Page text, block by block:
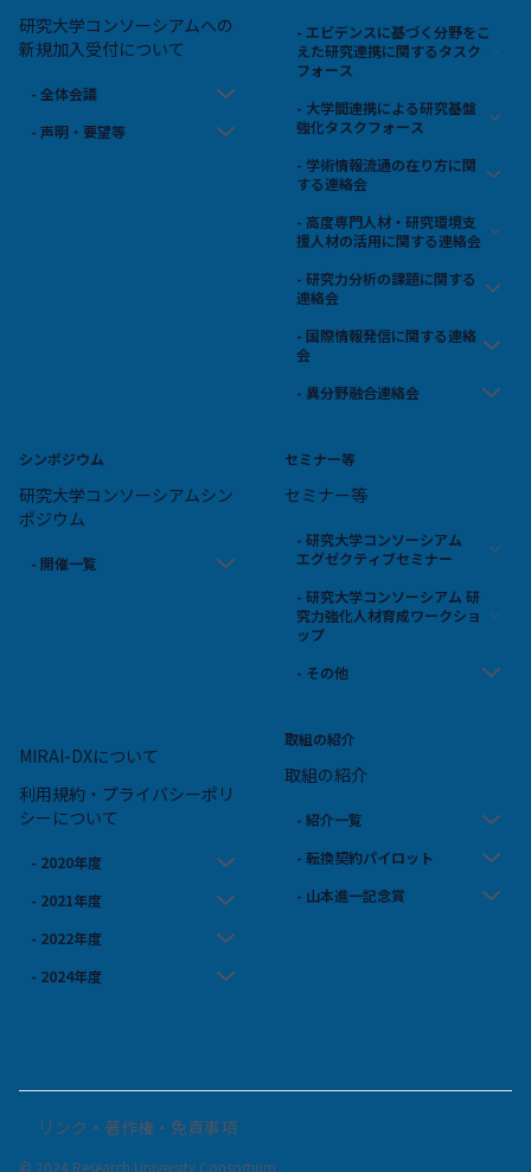
研究大学コンソーシアムへの
新規加入受付について
- 全体会議
- 声明・要望等
- エビデンスに基づく分野をこ
えた研究連携に関するタスク
フォース
- 大学間連携による研究基盤
強化タスクフォース
- 学術情報流通の在り方に関
する連絡会
- 高度専門人材・研究環境支
援人材の活用に関する連絡会
- 研究力分析の課題に関する
連絡会
- 国際情報発信に関する連絡
会
- 異分野融合連絡会
シンポジウム
研究大学コンソーシアムシン
ポジウム
- 開催一覧
セミナー等
セミナー等
- 研究大学コンソーシアム
エグゼクティブセミナー
- 研究大学コンソーシアム 研
究力強化人材育成ワークショ
ップ
- その他
MIRAI-DXについて
利用規約・プライバシーポリ
シーについて
- 2020年度
- 2021年度
- 2022年度
- 2024年度
取組の紹介
取組の紹介
- 紹介一覧
- 転換契約パイロット
- 山本進一記念賞
リンク・著作権・免責事項
© 2024 Research University Consortium.